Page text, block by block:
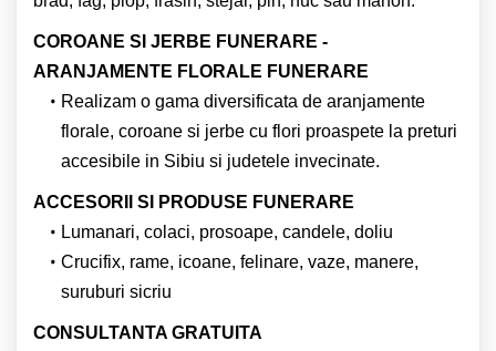
COROANE SI JERBE FUNERARE -
ARANJAMENTE FLORALE FUNERARE
Realizam o gama diversificata de aranjamente
florale, coroane si jerbe cu flori proaspete la preturi
accesibile in Sibiu si judetele invecinate.
ACCESORII SI PRODUSE FUNERARE
Lumanari, colaci, prosoape, candele, doliu
Crucifix, rame, icoane, felinare, vaze, manere,
suruburi sicriu
CONSULTANTA GRATUITA